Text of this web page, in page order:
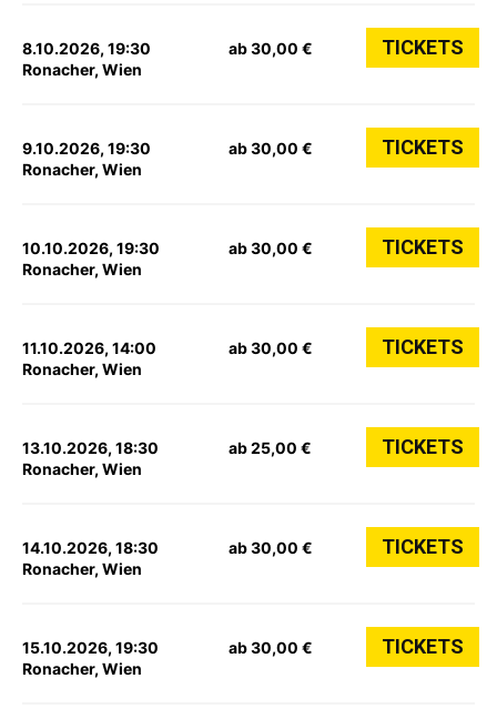
8.10.2026, 19:30
Ronacher, Wien
ab 30,00 € TICKETS
9.10.2026, 19:30
Ronacher, Wien
ab 30,00 € TICKETS
10.10.2026, 19:30
Ronacher, Wien
ab 30,00 € TICKETS
11.10.2026, 14:00
Ronacher, Wien
ab 30,00 € TICKETS
13.10.2026, 18:30
Ronacher, Wien
ab 25,00 € TICKETS
14.10.2026, 18:30
Ronacher, Wien
ab 30,00 € TICKETS
15.10.2026, 19:30
Ronacher, Wien
ab 30,00 € TICKETS